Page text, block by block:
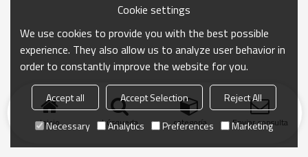
Inicio búsqueda categoría Enviar consulta
Cookie settings
We use cookies to provide you with the best possible
experience. They also allow us to analyze user behavior in
order to constantly improve the website for you.
Accept all Accept Selection
Reject All
Necessary
Analytics Preferences Marketing